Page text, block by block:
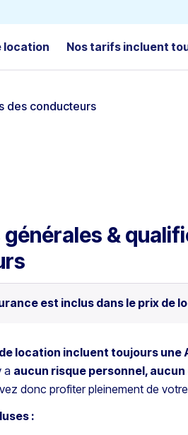
location Nos tarifs incluent
des conducteurs
générales &
est inclus dans le prix de
location incluent toujours une
a aucun risque personnel,
donc profiter pleinement de
: